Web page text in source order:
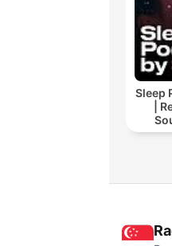
Sleep
|